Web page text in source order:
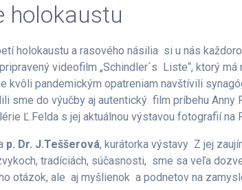
holokaustu
holokaustu a rasového násilia si u nás
videofilm „Schindler`s Liste“, ktorý
kvôli pandemickým opatreniam navštívili
sme do výučby aj autentický film príbehu Anny
Ľ.Felda s jej aktuálnou výstavou fotografií na
p. Dr. J.Teššerová, kurátorka výstavy Z jej
tradíciách, súčasnosti, sme sa veľa
otázok, ale aj myšlienok a podnetov na